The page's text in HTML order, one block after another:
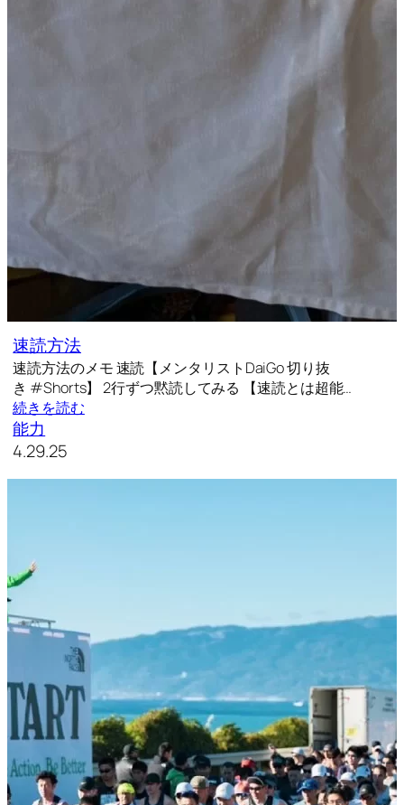
速読方法
速読方法のメモ 速読【メンタリストDaiGo 切り抜
き #Shorts】 2行ずつ黙読してみる 【速読とは超能…
続きを読む
能力
4.29.25